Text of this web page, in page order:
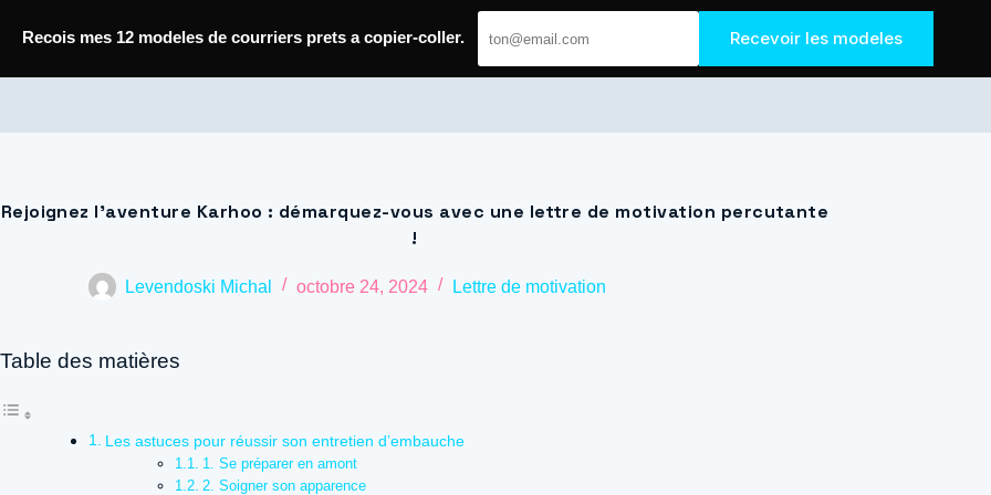
Rejoignez l’aventure Karhoo : démarquez-vous avec une lettre de motivation percutante
!
Levendoski Michal octobre 24, 2024 Lettre de motivation
Table des matières
Les astuces pour réussir son entretien d’embauche
1. Se préparer en amont
2. Soigner son apparence
Recois mes 12 modeles de courriers prets a copier-coller. Recevoir les modeles